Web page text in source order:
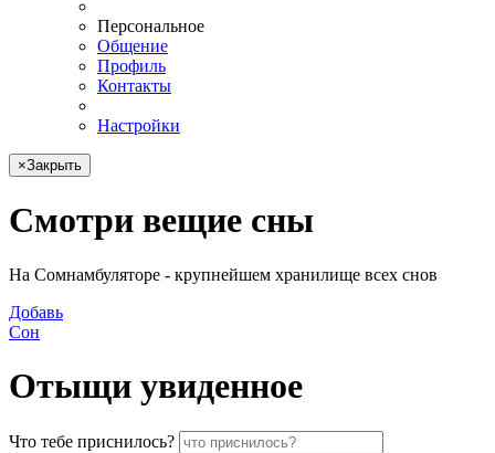
Персональное
Общение
Профиль
Контакты
Настройки
×Закрыть
Смотри вещие сны
На Сомнамбуляторе - крупнейшем хранилище всех снов
Добавь
Сон
Отыщи увиденное
Что тебе приснилось?